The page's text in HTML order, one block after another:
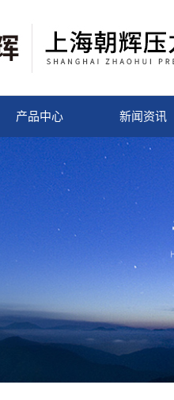
产品中心 新闻资讯